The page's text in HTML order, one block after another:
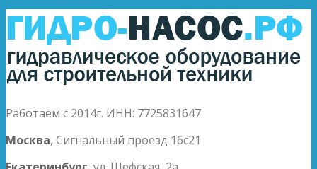
Работаем с 2014г. ИНН: 7725831647
Москва, Сигнальный проезд 16с21